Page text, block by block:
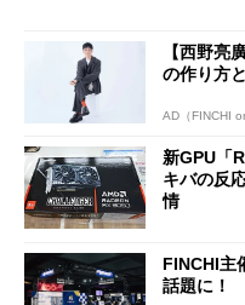
【西野亮
の作り方
AD（FINCHI
新GPU「
キバの反
情
FINCHI主
話題に！